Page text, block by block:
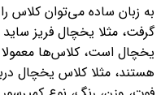
به زبان ساده می‌توان کلاس
گرفت، مثلا یخچال فریز
یخچال است، کلاس‌ها معمولا
هستند، مثلا کلاس یخچال